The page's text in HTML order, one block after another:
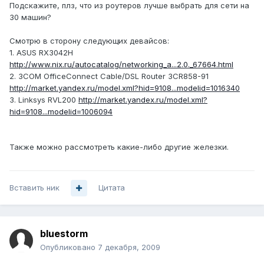
Подскажите, плз, что из роутеров лучше выбрать для сети на
30 машин?
Смотрю в сторону следующих девайсов:
1. ASUS RX3042H
http://www.nix.ru/autocatalog/networking_a...2.0._67664.html
2. 3COM OfficeConnect Cable/DSL Router 3CR858-91
http://market.yandex.ru/model.xml?hid=9108...modelid=1016340
3. Linksys RVL200 http://market.yandex.ru/model.xml?
hid=9108...modelid=1006094
Также можно рассмотреть какие-либо другие железки.
Вставить ник Цитата
bluestorm
Опубликовано 7 декабря, 2009